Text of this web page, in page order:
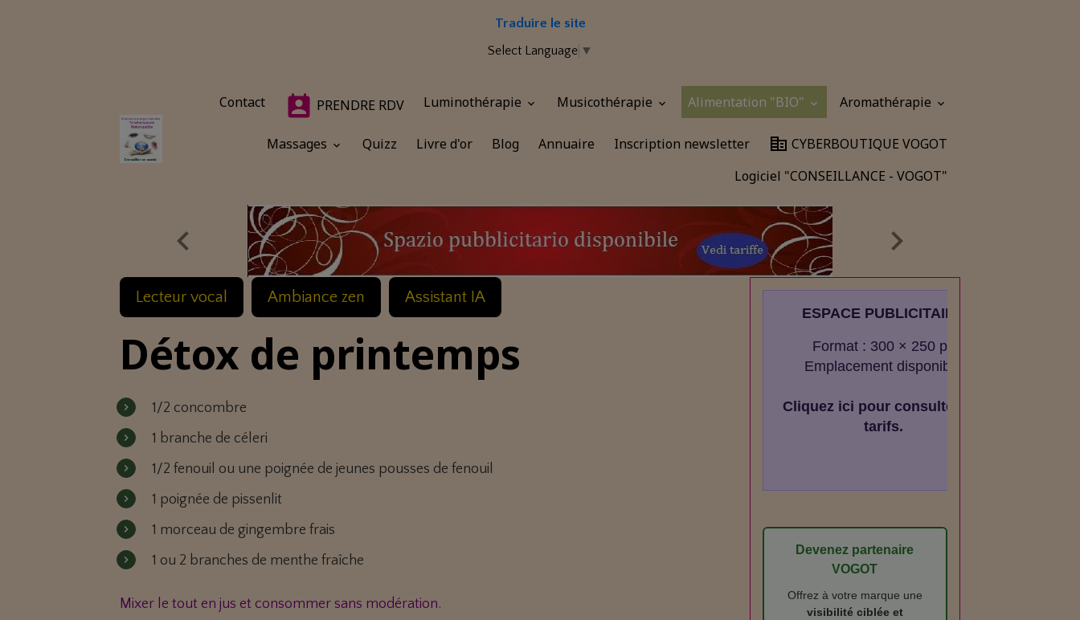
Traduire le site
Select Language ▼
Contact PRENDRE RDV Luminothérapie Musicothérapie Alimentation "BIO" Aromathérapie
Massages Quizz Livre d'or Blog Annuaire Inscription newsletter
CYBERBOUTIQUE VOGOT
Logiciel "CONSEILLANCE - VOGOT"
Lecteur vocal Ambiance zen Assistant IA
Détox de printemps
1/2 concombre
1 branche de céleri
1/2 fenouil ou une poignée de jeunes pousses de fenouil
1 poignée de pissenlit
1 morceau de gingembre frais
1 ou 2 branches de menthe fraîche
Mixer le tout en jus et consommer sans modération.
ESPACE PUBLICITAIRE
Format : 300 × 250 px
Emplacement disponible
Cliquez ici pour consulter les
tarifs.
Devenez partenaire
VOGOT
Offrez à votre marque une
visibilité ciblée et